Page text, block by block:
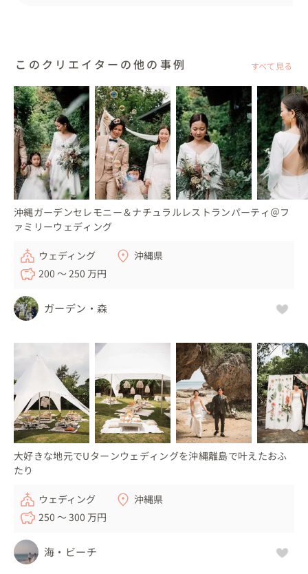
このクリエイターの他の事例 すべて見る
沖縄ガーデンセレモニー＆ナチュラルレストランパーティ＠フ
ァミリーウェディング
ウェディング
沖縄県
200 〜 250 万円
ガーデン・森
大好きな地元でUターンウェディングを沖縄離島で叶えたおふ
たり
ウェディング
沖縄県
250 〜 300 万円
海・ビーチ